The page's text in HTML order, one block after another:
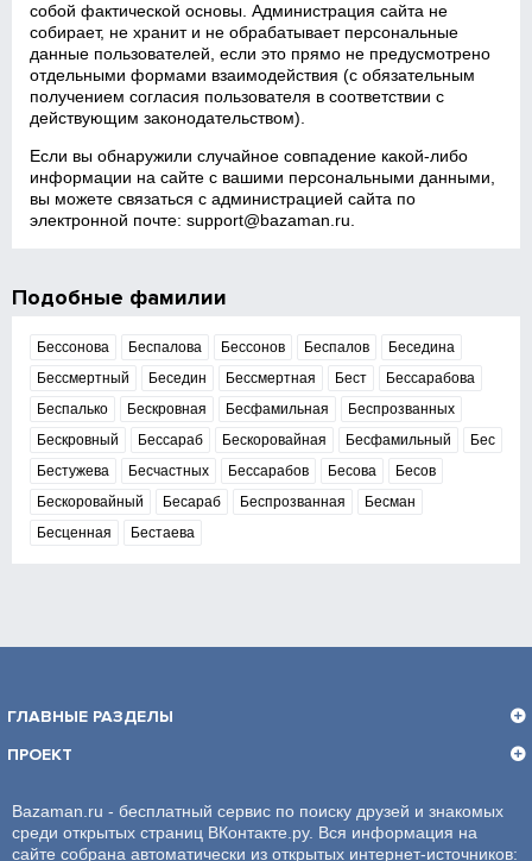
собой фактической основы. Администрация сайта не
собирает, не хранит и не обрабатывает персональные
данные пользователей, если это прямо не предусмотрено
отдельными формами взаимодействия (с обязательным
получением согласия пользователя в соответствии с
действующим законодательством).
Если вы обнаружили случайное совпадение какой‑либо
информации на сайте с вашими персональными данными,
вы можете связаться с администрацией сайта по
электронной почте:support@bazaman.ru
Подобные фамилии
Бессонова Беспалова Бессонов Беспалов
Беседина
Бессмертный
Беседин Бессмертная Бест
Бессарабова
Беспалько
Бескровная Бесфамильная
Беспрозванных
Бескровный
Бессараб Бескоровайная Бесфамильный
Бес
Бестужева
Бесчастных Бессарабов Бесова
Бесов
Бескоровайный
Бесараб Беспрозванная
Бесман
Бесценная
Бестаева
ГЛАВНЫЕ РАЗДЕЛЫ
ПРОЕКТ
Bazaman.ru - бесплатный сервис по поиску друзей и знакомых
среди открытых страниц ВКонтакте.ру. Вся информация на
сайте собрана автоматически из открытых интернет-источников: